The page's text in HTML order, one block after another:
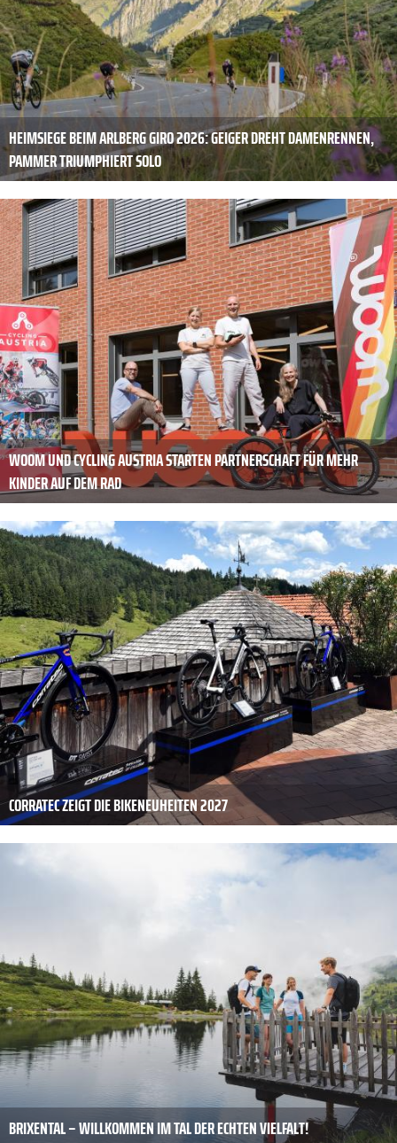
HEIMSIEGE BEIM ARLBERG GIRO 2026: GEIGER DREHT DAMENRENNEN,
PAMMER TRIUMPHIERT SOLO
WOOM UND CYCLING AUSTRIA STARTEN PARTNERSCHAFT FÜR MEHR
KINDER AUF DEM RAD
CORRATEC ZEIGT DIE BIKENEUHEITEN 2027
BRIXENTAL – WILLKOMMEN IM TAL DER ECHTEN VIELFALT!